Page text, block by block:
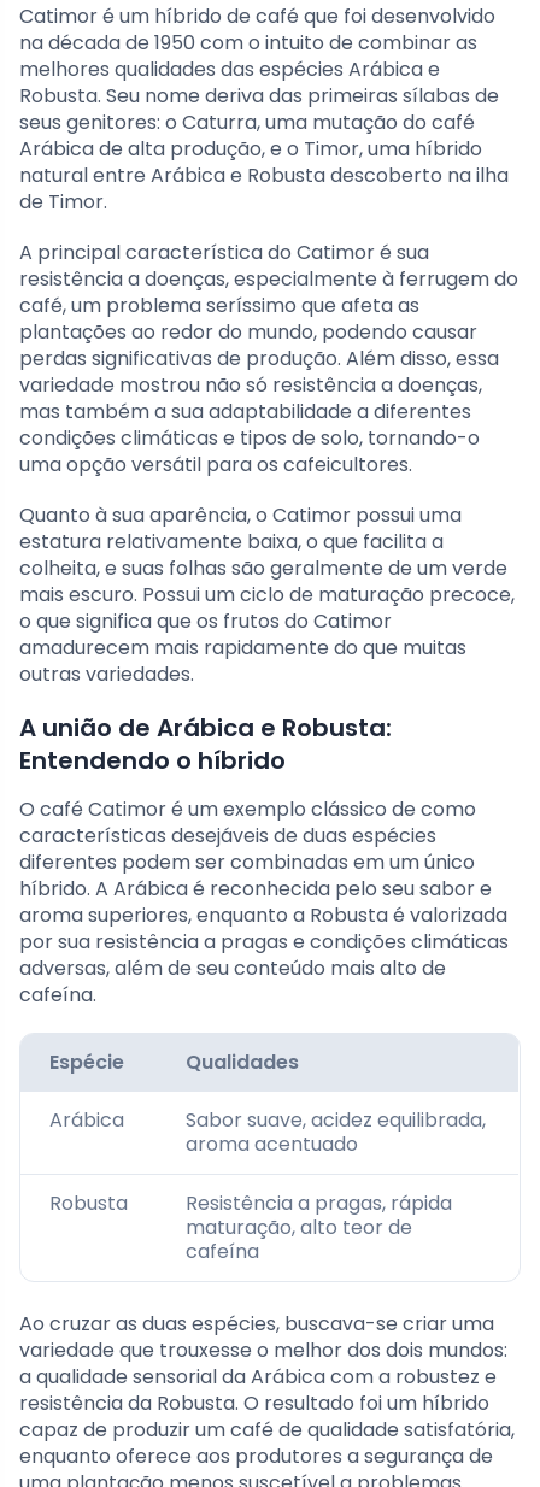
Catimor é um híbrido de café que foi desenvolvido
na década de 1950 com o intuito de combinar as
melhores qualidades das espécies Arábica e
Robusta. Seu nome deriva das primeiras sílabas de
seus genitores: o Caturra, uma mutação do café
Arábica de alta produção, e o Timor, uma híbrido
natural entre Arábica e Robusta descoberto na ilha
de Timor.
A principal característica do Catimor é sua
resistência a doenças, especialmente à ferrugem do
café, um problema seríssimo que afeta as
plantações ao redor do mundo, podendo causar
perdas significativas de produção. Além disso, essa
variedade mostrou não só resistência a doenças,
mas também a sua adaptabilidade a diferentes
condições climáticas e tipos de solo, tornando-o
uma opção versátil para os cafeicultores.
Quanto à sua aparência, o Catimor possui uma
estatura relativamente baixa, o que facilita a
colheita, e suas folhas são geralmente de um verde
mais escuro. Possui um ciclo de maturação precoce,
o que significa que os frutos do Catimor
amadurecem mais rapidamente do que muitas
outras variedades.
A união de Arábica e Robusta:
Entendendo o híbrido
O café Catimor é um exemplo clássico de como
características desejáveis de duas espécies
diferentes podem ser combinadas em um único
híbrido. A Arábica é reconhecida pelo seu sabor e
aroma superiores, enquanto a Robusta é valorizada
por sua resistência a pragas e condições climáticas
adversas, além de seu conteúdo mais alto de
cafeína.
Espécie Qualidades
Arábica
Sabor suave, acidez equilibrada,
aroma acentuado
Robusta
Resistência a pragas, rápida
maturação, alto teor de
cafeína
Ao cruzar as duas espécies, buscava-se criar uma
variedade que trouxesse o melhor dos dois mundos:
a qualidade sensorial da Arábica com a robustez e
resistência da Robusta. O resultado foi um híbrido
capaz de produzir um café de qualidade satisfatória,
enquanto oferece aos produtores a segurança de